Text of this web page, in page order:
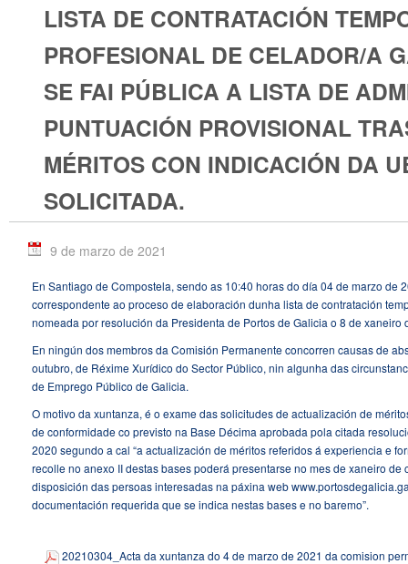
LISTA DE CONTRATACIÓN
PROFESIONAL DE CELADOR/A
SE FAI PÚBLICA A LISTA DE
PUNTUACIÓN PROVISIONAL
MÉRITOS CON INDICACIÓN DA
SOLICITADA.
9 de marzo de 2021
En Santiago de Compostela, sendo as 10:40 horas do día 04 de marzo
correspondente ao proceso de elaboración dunha lista de contratación
nomeada por resolución da Presidenta de Portos de Galicia o 8 de xaneiro
En ningún dos membros da Comisión Permanente concorren causas de
outubro, de Réxime Xurídico do Sector Público, nin algunha das
de Emprego Público de Galicia.
O motivo da xuntanza, é o exame das solicitudes de actualización de
de conformidade co previsto na Base Décima aprobada pola citada
2020 segundo a cal “a actualización de méritos referidos á experiencia e
recolle no anexo II destas bases poderá presentarse no mes de xaneiro
disposición das persoas interesadas na páxina web
documentación requerida que se indica nestas bases e no baremo”.
20210304_Acta da xuntanza do 4 de marzo de 2021 da comision